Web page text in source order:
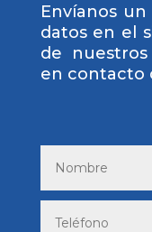
Envíanos
datos en el
de nuestros
en contacto